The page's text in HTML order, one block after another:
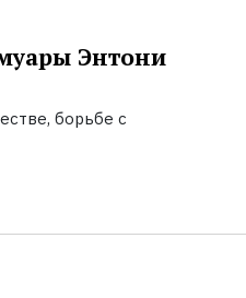
Энтони
борьбе с